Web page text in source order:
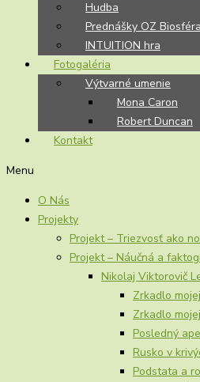
Hudba
Prednášky OZ Biosféra
INTUITION hra
Fotogaléria
Výtvarné umenie
Mona Caron
Robert Duncan
Kontakt
Menu
O Nás
Projekty
Projekt – Triezvosť ako
Projekt – Náučná a
Nikolaj Viktorovič
Zrkadlo
Zrkadlo
Posledný
Rusko v
Podstata a